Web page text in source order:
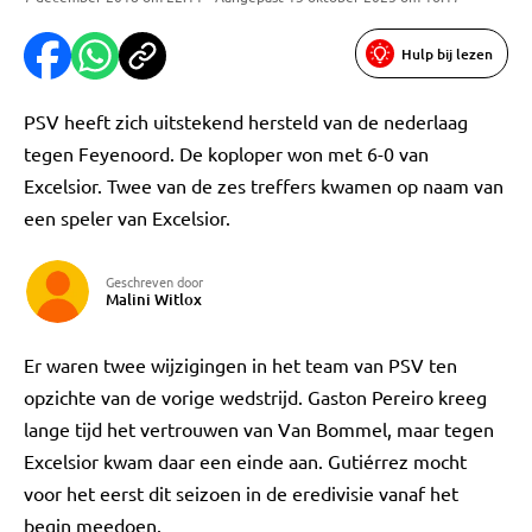
Hulp bij lezen
PSV heeft zich uitstekend hersteld van de nederlaag
tegen Feyenoord. De koploper won met 6-0 van
Excelsior. Twee van de zes treffers kwamen op naam van
een speler van Excelsior.
Geschreven door
Malini Witlox
Er waren twee wijzigingen in het team van PSV ten
opzichte van de vorige wedstrijd. Gaston Pereiro kreeg
lange tijd het vertrouwen van Van Bommel, maar tegen
Excelsior kwam daar een einde aan. Gutiérrez mocht
voor het eerst dit seizoen in de eredivisie vanaf het
begin meedoen.